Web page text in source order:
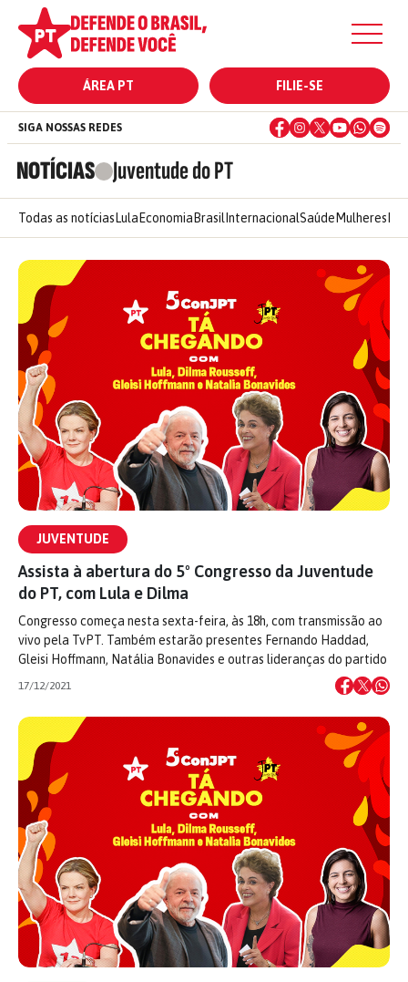
ÁREA PT FILIE-SE
NOTÍCIAS Juventude do PT
SIGA NOSSAS REDES
Todas as notícias Lula Economia Brasil InternacionalSaúde Mulheres
JUVENTUDE
Assista à abertura do 5º Congresso da Juventude
do PT, com Lula e Dilma
Congresso começa nesta sexta-feira, às 18h, com transmissão ao
vivo pela TvPT. Também estarão presentes Fernando Haddad,
Gleisi Hoffmann, Natália Bonavides e outras lideranças do partido
17/12/2021